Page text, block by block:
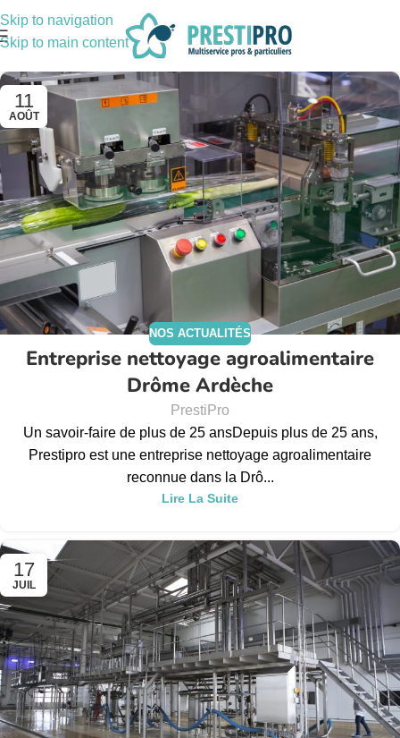
Skip to navigation
Skip to main content
11
AOÛT
NOS ACTUALITÉS
Entreprise nettoyage agroalimentaire
Drôme Ardèche
PrestiPro
Un savoir-faire de plus de 25 ansDepuis plus de 25 ans,
Prestipro est une entreprise nettoyage agroalimentaire
reconnue dans la Drô...
Lire La Suite
17
JUIL